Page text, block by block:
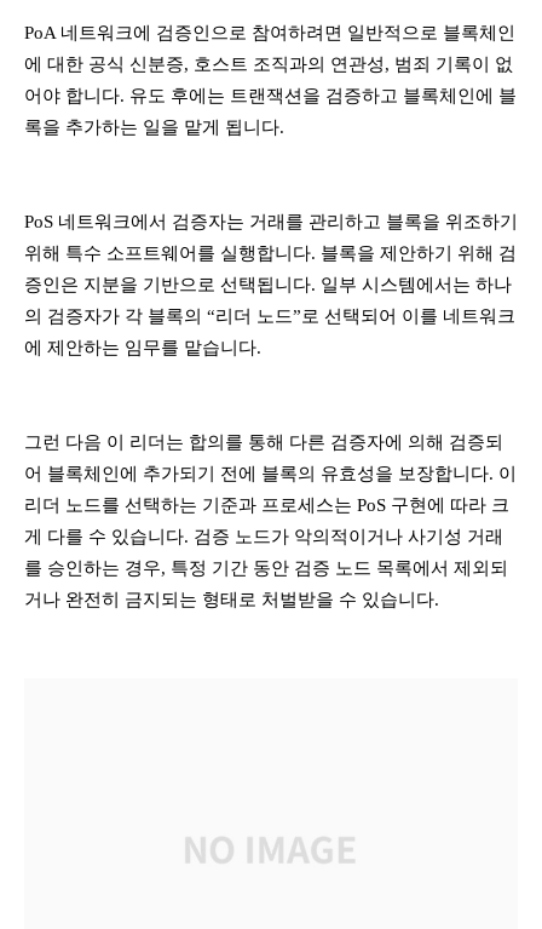
PoA 네트워크에 검증인으로 참여하려면 일반적으로 블록체인
에 대한 공식 신분증, 호스트 조직과의 연관성, 범죄 기록이 없
어야 합니다. 유도 후에는 트랜잭션을 검증하고 블록체인에 블
록을 추가하는 일을 맡게 됩니다.
PoS 네트워크에서 검증자는 거래를 관리하고 블록을 위조하기
위해 특수 소프트웨어를 실행합니다. 블록을 제안하기 위해 검
증인은 지분을 기반으로 선택됩니다. 일부 시스템에서는 하나
의 검증자가 각 블록의 “리더 노드”로 선택되어 이를 네트워크
에 제안하는 임무를 맡습니다.
그런 다음 이 리더는 합의를 통해 다른 검증자에 의해 검증되
어 블록체인에 추가되기 전에 블록의 유효성을 보장합니다. 이
리더 노드를 선택하는 기준과 프로세스는 PoS 구현에 따라 크
게 다를 수 있습니다. 검증 노드가 악의적이거나 사기성 거래
를 승인하는 경우, 특정 기간 동안 검증 노드 목록에서 제외되
거나 완전히 금지되는 형태로 처벌받을 수 있습니다.